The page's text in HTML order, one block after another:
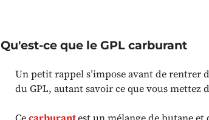
Qu'est-ce que le GPL carburant
Un petit rappel s’impose avant de rentrer
du GPL, autant savoir ce que vous mettez